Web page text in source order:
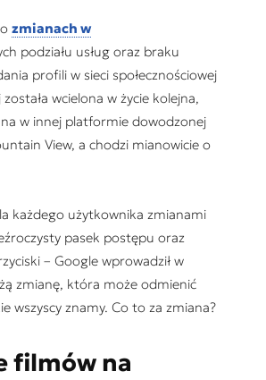
zmianach w
podziału usług oraz braku
profili w sieci społecznościowej
wcielona w życie kolejna,
w innej platformie dowodzonej
View, a chodzi mianowicie o
każdego użytkownika zmianami
pasek postępu oraz
– Google wprowadził w
zmianę, która może odmienić
wszyscy znamy. Co to za zmiana?
filmów na